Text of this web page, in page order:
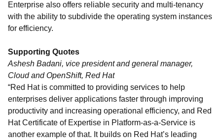
Enterprise also offers reliable security and multi-tenancy
with the ability to subdivide the operating system instances
for efficiency.
Supporting Quotes
Ashesh Badani, vice president and general manager,
Cloud and OpenShift, Red Hat
“Red Hat is committed to providing services to help
enterprises deliver applications faster through improving
productivity and increasing operational efficiency, and Red
Hat Certificate of Expertise in Platform-as-a-Service is
another example of that. It builds on Red Hat’s leading